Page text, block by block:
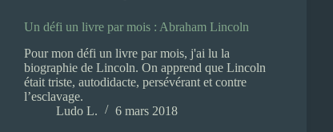
Un défi un livre par mois : Abraham Lincoln
Pour mon défi un livre par mois, j'ai lu la
biographie de Lincoln. On apprend que Lincoln
était triste, autodidacte, persévérant et contre
l’esclavage.
Ludo L.
6 mars 2018